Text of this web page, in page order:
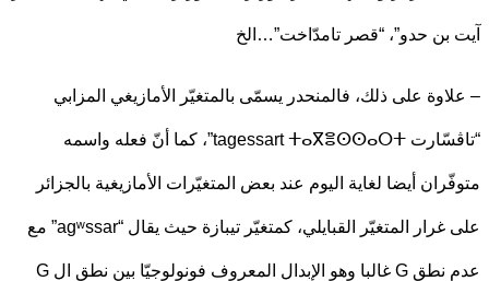
بن حدو”، “قصر تامدّاخت”…الخ
على ذلك، فالمنحدر يسمّى بالمتغيّر الأمازيغي المزابي
“تاڤسّارت tagessart ⵜⴰⴳⴻⵙⵙⴰⵔⵜ”، كما أنّ فعله واسمه
أيضا لغاية اليوم عند بعض المتغيّرات الأمازيغية بالجزائر
على غرار المتغيّر القبايلي، كمتغيّر تيبازة حيث يقال “agʷssar” مع
عدم نطق G غالبا وهو الإبدال المعروف فونولوجيّا بين نطق ال G